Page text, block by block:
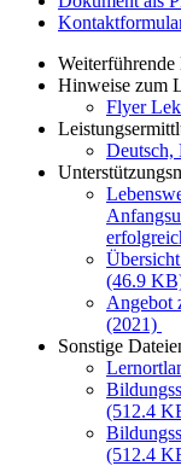
Weiterführende
Hinweise zum
Flyer
Deutsch,
(46.9
Angebot
(2021)
Sonstige
(512.4
(512.4